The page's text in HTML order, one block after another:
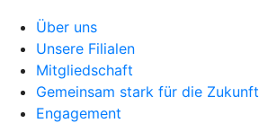
Über uns
Unsere Filialen
Mitgliedschaft
Gemeinsam stark für die Zukunft
Engagement